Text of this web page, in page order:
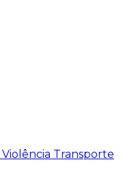
Violência Transporte